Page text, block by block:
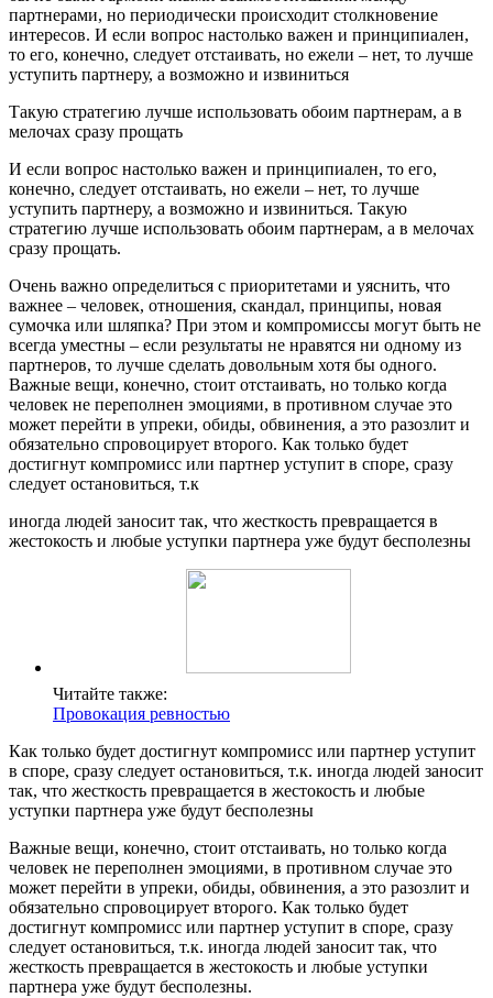
партнерами, но периодически происходит столкновение
интересов. И если вопрос настолько важен и принципиален,
то его, конечно, следует отстаивать, но ежели – нет, то лучше
уступить партнеру, а возможно и извиниться
Такую стратегию лучше использовать обоим партнерам, а в
мелочах сразу прощать
И если вопрос настолько важен и принципиален, то его,
конечно, следует отстаивать, но ежели – нет, то лучше
уступить партнеру, а возможно и извиниться. Такую
стратегию лучше использовать обоим партнерам, а в мелочах
сразу прощать.
Очень важно определиться с приоритетами и уяснить, что
важнее – человек, отношения, скандал, принципы, новая
сумочка или шляпка? При этом и компромиссы могут быть не
всегда уместны – если результаты не нравятся ни одному из
партнеров, то лучше сделать довольным хотя бы одного.
Важные вещи, конечно, стоит отстаивать, но только когда
человек не переполнен эмоциями, в противном случае это
может перейти в упреки, обиды, обвинения, а это разозлит и
обязательно спровоцирует второго. Как только будет
достигнут компромисс или партнер уступит в споре, сразу
следует остановиться, т.к
иногда людей заносит так, что жесткость превращается в
жестокость и любые уступки партнера уже будут бесполезны
Читайте также:
Провокация ревностью
Как только будет достигнут компромисс или партнер уступит
в споре, сразу следует остановиться, т.к. иногда людей заносит
так, что жесткость превращается в жестокость и любые
уступки партнера уже будут бесполезны
Важные вещи, конечно, стоит отстаивать, но только когда
человек не переполнен эмоциями, в противном случае это
может перейти в упреки, обиды, обвинения, а это разозлит и
обязательно спровоцирует второго. Как только будет
достигнут компромисс или партнер уступит в споре, сразу
следует остановиться, т.к. иногда людей заносит так, что
жесткость превращается в жестокость и любые уступки
партнера уже будут бесполезны.